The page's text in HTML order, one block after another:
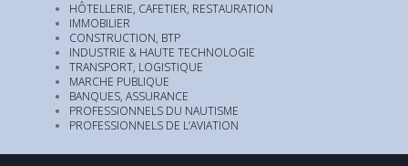
HÔTELLERIE, CAFETIER, RESTAURATION
IMMOBILIER
CONSTRUCTION, BTP
INDUSTRIE & HAUTE TECHNOLOGIE
TRANSPORT, LOGISTIQUE
MARCHE PUBLIQUE
BANQUES, ASSURANCE
PROFESSIONNELS DU NAUTISME
PROFESSIONNELS DE L’AVIATION